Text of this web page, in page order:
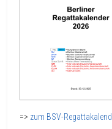
=> zum BSV-